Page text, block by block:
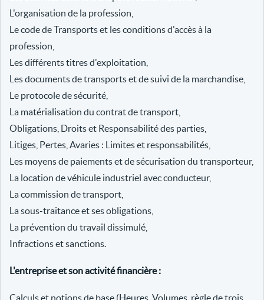
L'organisation de la profession,
Le code de Transports et les conditions d'accès à la
profession,
Les différents titres d'exploitation,
Les documents de transports et de suivi de la marchandise,
Le protocole de sécurité,
La matérialisation du contrat de transport,
Obligations, Droits et Responsabilité des parties,
Litiges, Pertes, Avaries : Limites et responsabilités,
Les moyens de paiements et de sécurisation du transporteur,
La location de véhicule industriel avec conducteur,
La commission de transport,
La sous-traitance et ses obligations,
La prévention du travail dissimulé,
Infractions et sanctions.
L'entreprise et son activité financière :
Calculs et notions de base (Heures, Volumes, règle de trois,